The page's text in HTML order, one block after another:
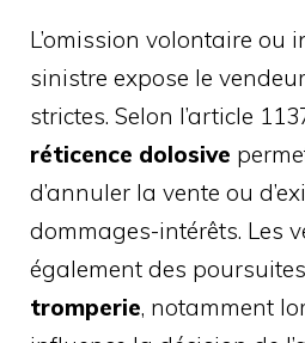
L’omission volontaire ou
sinistre expose le
strictes. Selon l’article
réticence dolosive
d’annuler la vente ou
dommages-intérêts. Les
également des
tromperie, notamment